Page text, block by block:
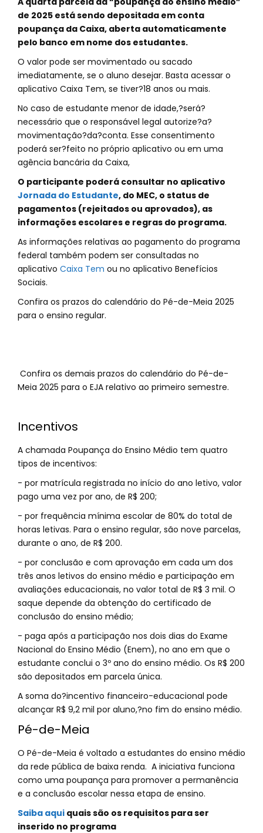
de 2025 está sendo depositada em conta
poupança da Caixa, aberta automaticamente
pelo banco em nome dos estudantes.
O valor pode ser movimentado ou sacado
imediatamente, se o aluno desejar. Basta acessar o
aplicativo Caixa Tem, se tiver?18 anos ou mais.
No caso de estudante menor de idade,?será?
necessário que o responsável legal autorize?a?
movimentação?da?conta. Esse consentimento
poderá ser?feito no próprio aplicativo ou em uma
agência bancária da Caixa,
O participante poderá consultar no aplicativo
Jornada do Estudante, do MEC, o status de
pagamentos (rejeitados ou aprovados), as
informações escolares e regras do programa.
As informações relativas ao pagamento do programa
federal também podem ser consultadas no
aplicativo Caixa Tem ou no aplicativo Benefícios
Sociais.
Confira os prazos do calendário do Pé-de-Meia 2025
para o ensino regular.
Confira os demais prazos do calendário do Pé-de-
Meia 2025 para o EJA relativo ao primeiro semestre.
Incentivos
A chamada Poupança do Ensino Médio tem quatro
tipos de incentivos:
- por matrícula registrada no início do ano letivo, valor
pago uma vez por ano, de R$ 200;
- por frequência mínima escolar de 80% do total de
horas letivas. Para o ensino regular, são nove parcelas,
durante o ano, de R$ 200.
- por conclusão e com aprovação em cada um dos
três anos letivos do ensino médio e participação em
avaliações educacionais, no valor total de R$ 3 mil. O
saque depende da obtenção do certificado de
conclusão do ensino médio;
- paga após a participação nos dois dias do Exame
Nacional do Ensino Médio (Enem), no ano em que o
estudante conclui o 3º ano do ensino médio. Os R$ 200
são depositados em parcela única.
A soma do?incentivo financeiro-educacional pode
alcançar R$ 9,2 mil por aluno,?no fim do ensino médio.
Pé-de-Meia
O Pé-de-Meia é voltado a estudantes do ensino médio
da rede pública de baixa renda. A iniciativa funciona
como uma poupança para promover a permanência
e a conclusão escolar nessa etapa de ensino.
Saiba aqui quais são os requisitos para ser
inserido no programa